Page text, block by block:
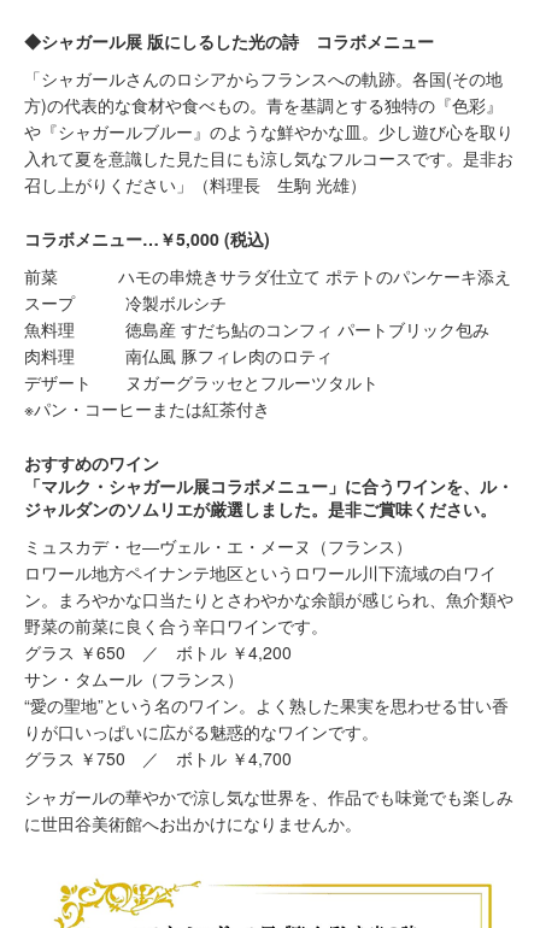
◆シャガール展 版にしるした光の詩 コラボメニュー
「シャガールさんのロシアからフランスへの軌跡。各国(その地
方)の代表的な食材や食べもの。青を基調とする独特の『色彩』
や『シャガールブルー』のような鮮やかな皿。少し遊び心を取り
入れて夏を意識した見た目にも涼し気なフルコースです。是非お
召し上がりください」（料理長 生駒 光雄）
コラボメニュー…￥5,000 (税込)
前菜 ハモの串焼きサラダ仕立て ポテトのパンケーキ添え
スープ 冷製ボルシチ
魚料理 徳島産 すだち鮎のコンフィ パートブリック包み
肉料理 南仏風 豚フィレ肉のロティ
デザート ヌガーグラッセとフルーツタルト
※パン・コーヒーまたは紅茶付き
おすすめのワイン
「マルク・シャガール展コラボメニュー」に合うワインを、ル・
ジャルダンのソムリエが厳選しました。是非ご賞味ください。
ミュスカデ・セ―ヴェル・エ・メーヌ（フランス）
ロワール地方ペイナンテ地区というロワール川下流域の白ワイ
ン。まろやかな口当たりとさわやかな余韻が感じられ、魚介類や
野菜の前菜に良く合う辛口ワインです。
グラス ￥650 ／ ボトル ￥4,200
サン・タムール（フランス）
“愛の聖地”という名のワイン。よく熟した果実を思わせる甘い香
りが口いっぱいに広がる魅惑的なワインです。
グラス ￥750 ／ ボトル ￥4,700
シャガールの華やかで涼し気な世界を、作品でも味覚でも楽しみ
に世田谷美術館へお出かけになりませんか。